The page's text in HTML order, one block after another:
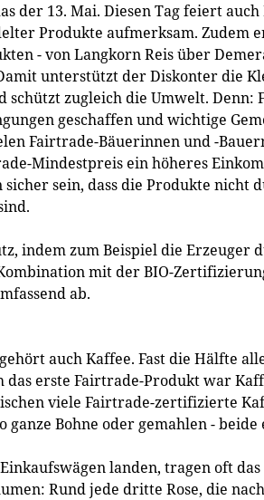
der 13. Mai. Diesen Tag feiert
Produkte aufmerksam. Zudem
- von Langkorn Reis über
unterstützt der Diskonter die
zugleich die Umwelt. Denn:
geschaffen und wichtige
Fairtrade-Bäuerinnen und -
Mindestpreis ein höheres
sein, dass die Produkte nicht
indem zum Beispiel die Erzeuger
mit der BIO-
ab.
auch Kaffee. Fast die Hälfte
erste Fairtrade-Produkt war
viele Fairtrade-zertifizierte
ganze Bohne oder gemahlen -
landen, tragen oft
Rund jede dritte Rose, die